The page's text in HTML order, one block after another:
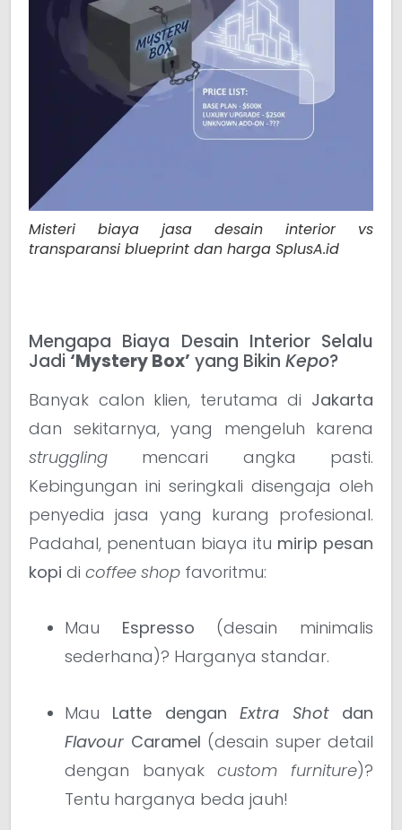
Misteri biaya jasa desain interior vs
transparansi blueprint dan harga SplusA.id
Mengapa Biaya Desain Interior Selalu
Jadi ‘Mystery Box’ yang Bikin Kepo?
Banyak calon klien, terutama di Jakarta
dan sekitarnya, yang mengeluh karena
struggling mencari angka pasti.
Kebingungan ini seringkali disengaja oleh
penyedia jasa yang kurang profesional.
Padahal, penentuan biaya itu mirip pesan
kopi di coffee shop favoritmu:
Mau Espresso (desain minimalis
sederhana)? Harganya standar.
Mau Latte denganExtra Shotdan
Flavour Caramel (desain super detail
dengan banyakcustom furniture)?
Tentu harganya beda jauh!